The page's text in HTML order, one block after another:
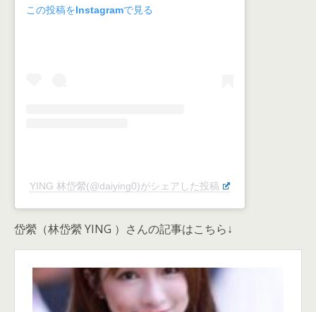
この投稿をInstagramで見る
YING 林岱縈(@daiying0)がシェアした投稿
岱縈（林岱縈 YING ）さんの記事はこちら↓